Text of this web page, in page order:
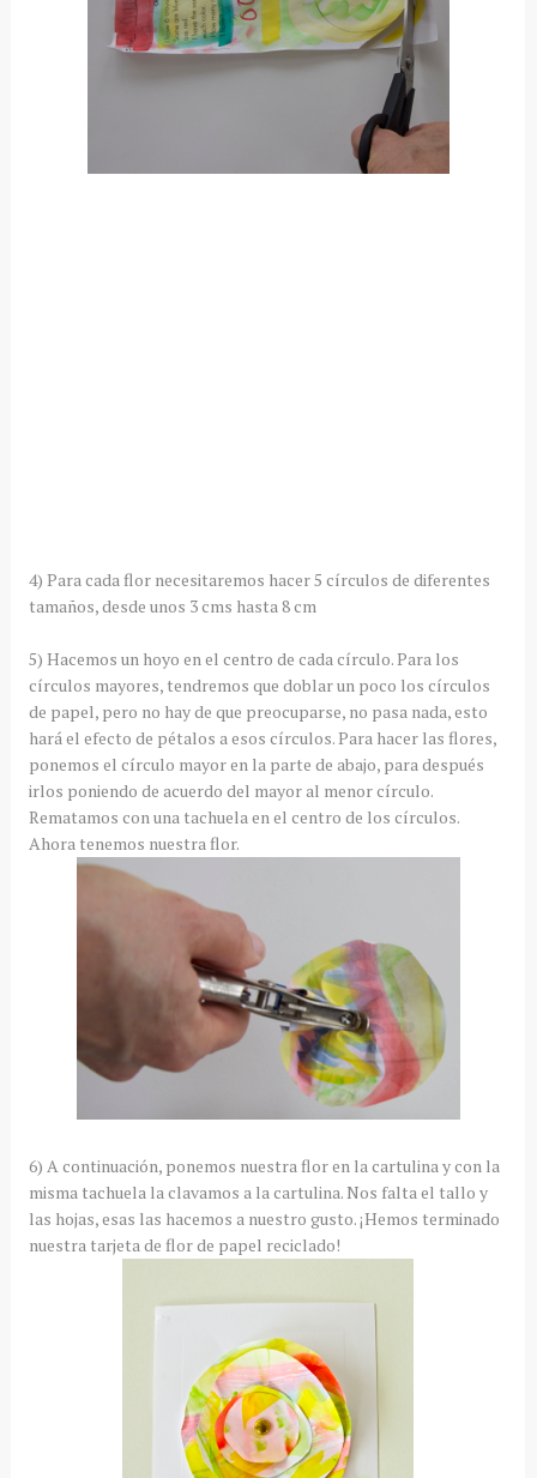
4) Para cada flor necesitaremos hacer 5 círculos de diferentes
tamaños, desde unos 3 cms hasta 8 cm
5) Hacemos un hoyo en el centro de cada círculo. Para los
círculos mayores, tendremos que doblar un poco los círculos
de papel, pero no hay de que preocuparse, no pasa nada, esto
hará el efecto de pétalos a esos círculos. Para hacer las flores,
ponemos el círculo mayor en la parte de abajo, para después
irlos poniendo de acuerdo del mayor al menor círculo.
Rematamos con una tachuela en el centro de los círculos.
Ahora tenemos nuestra flor.
6) A continuación, ponemos nuestra flor en la cartulina y con la
misma tachuela la clavamos a la cartulina. Nos falta el tallo y
las hojas, esas las hacemos a nuestro gusto. ¡Hemos terminado
nuestra tarjeta de flor de papel reciclado!